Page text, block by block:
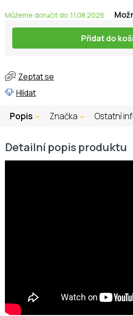
Můžeme doručit do:11.08.2026
Přidat do
Zeptat se
Hlídat
Popis Značka Ostatní
Detailní popis produktu